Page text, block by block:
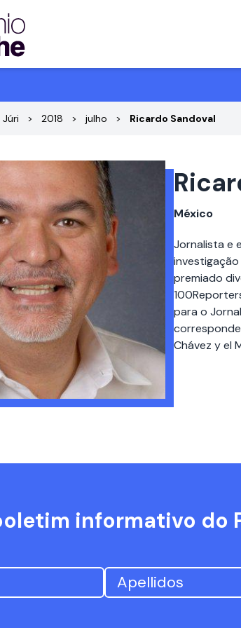
Júri 2018 julho Ricardo Sandoval
México
Jornalista e
investigação
premiado
para o
Chávez y el
informativo do